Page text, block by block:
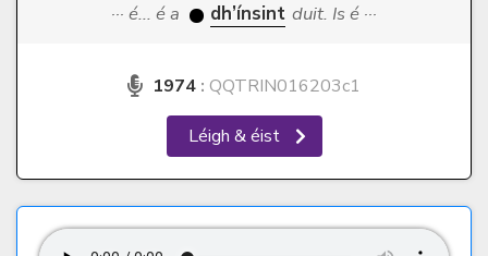
··· é... é a dh’ínsint duit. Is é ···
1974 : QQTRIN016203c1
Léigh & éist